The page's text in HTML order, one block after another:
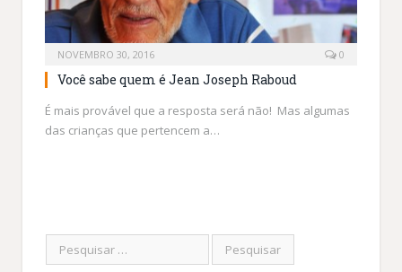
NOVEMBRO 30, 2016 0
Você sabe quem é Jean Joseph Raboud
É mais provável que a resposta será não! Mas algumas
das crianças que pertencem a…